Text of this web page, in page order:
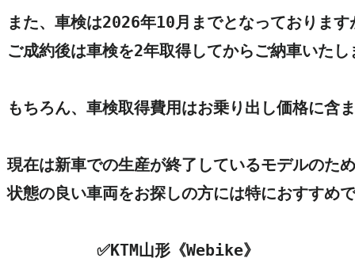
また、車検は2026年10月までとなっております
ご成約後は車検を2年取得してからご納車いたし
もちろん、車検取得費用はお乗り出し価格に含
現在は新車での生産が終了しているモデルのた
状態の良い車両をお探しの方には特におすすめ
✅KTM山形《Webike》